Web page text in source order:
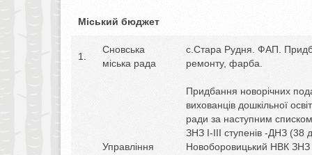
Міський бюджет
1.
Сновська
міська рада
с.Стара Рудня. ФАП.
ремонту, фарба.
Управління
Придбання новорічних
вихованців дошкільної
ради за наступним
ЗНЗ І-ІІІ ступенів -ДНЗ (38
Новоборовицький НВК ЗНЗ